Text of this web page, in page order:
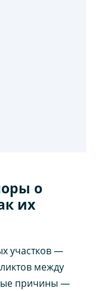
о
их
участков —
между
причины —